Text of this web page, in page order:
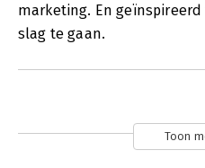
marketing. En
slag te gaan.
Toon